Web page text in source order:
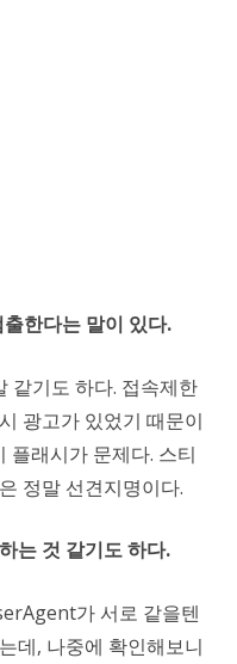
한다는 말이 있다.
같기도 하다. 접속제한
광고가 있었기 때문이
플래시가 문제다. 스티
정말 선견지명이다.
는 것 같기도 하다.
가 서로 같을텐
데, 나중에 확인해보니